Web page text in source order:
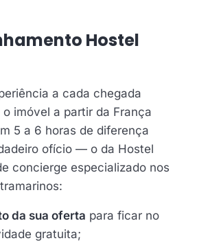
Hostel
a cada chegada
imóvel a partir da França
5 a 6 horas de diferença
ofício — o da Hostel
concierge especializado nos
da sua oferta para ficar no
gratuita;